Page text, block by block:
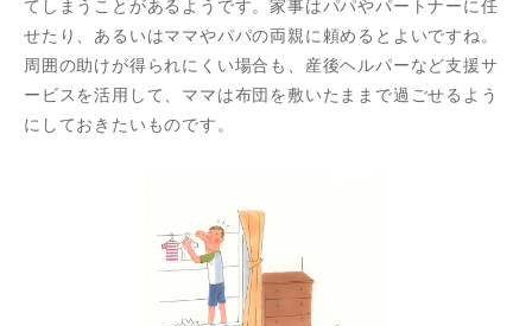
てしまうことがあるようです。家事はパパやパートナーに任
せたり、あるいはママやパパの両親に頼めるとよいですね。
周囲の助けが得られにくい場合も、産後ヘルパーなど支援サ
ービスを活用して、ママは布団を敷いたままで過ごせるよう
にしておきたいものです。